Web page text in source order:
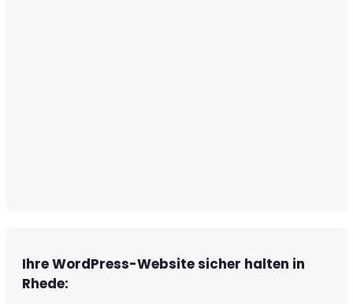
Ihre WordPress-Website sicher halten in
Rhede: